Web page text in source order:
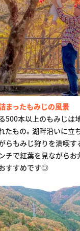
まったもみじの風景
500本以上のもみじは
たもの。湖畔沿いに立
らもみじ狩りを満喫す
チで紅葉を見ながらお
すすめです◎